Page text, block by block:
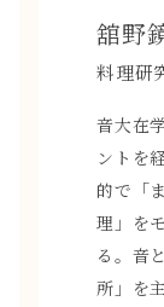
舘野
料理研
音大在
ントを
的で「
理」を
る。音
所」を